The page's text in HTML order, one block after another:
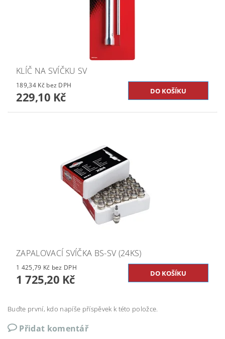
KLÍČ NA SVÍČKU SV
189,34 Kč bez DPH
229,10 Kč
ZAPALOVACÍ SVÍČKA BS-SV (24KS)
1 425,79 Kč bez DPH
1 725,20 Kč
Buďte první, kdo napíše příspěvek k této položce.
Přidat komentář